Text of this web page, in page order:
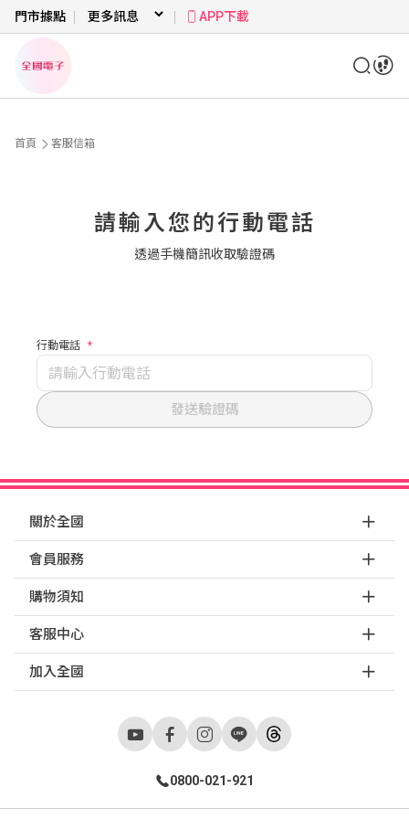
門市據點 APP下載
首頁 客服信箱
請輸入您的行動電話
透過手機簡訊收取驗證碼
行動電話 *
發送驗證碼
關於全國
會員服務
購物須知
客服中心
加入全國
0800-021-921